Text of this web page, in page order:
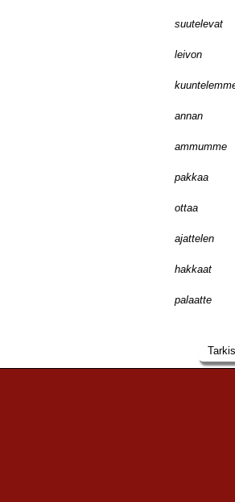
suutelevat
leivon
annan
ammumme
pakkaa
ottaa
ajattelen
hakkaat
palaatte